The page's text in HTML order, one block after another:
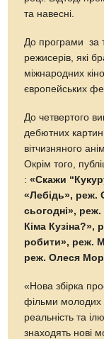
та навесні.
До програми за
режисерів, які
міжнародних
європейських
До четвертого
дебютних
вітчизняного
Окрім того,
:«Скажи
«Лебідь», реж.
сьогодні»,
Кіма Кузіна?»,
робити», реж.
реж. Олеся
«Нова збірка
фільми молодих
реальність та
знаходять нові